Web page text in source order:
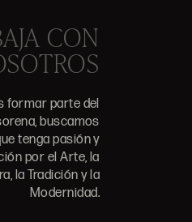
CON
formar parte del
buscamos
tenga pasión y
por el Arte, la
la Tradición y la
Modernidad.